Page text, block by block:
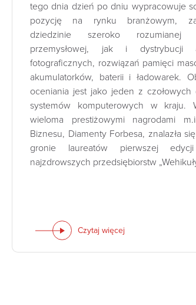
tego dnia dzień po dniu wypracowuje
pozycję na rynku branżowym,
dziedzinie szeroko rozumianej
przemysłowej, jak i dystrybucji
fotograficznych, rozwiązań pamięci
akumulatorków, baterii i ładowarek.
oceniania jest jako jeden z czołowych
systemów komputerowych w kraju.
wieloma prestiżowymi nagrodami
Biznesu, Diamenty Forbesa, znalazła
gronie laureatów pierwszej
najzdrowszych przedsiębiorstw
Czytaj więcej